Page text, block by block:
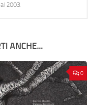
2003.
ANCHE...
0